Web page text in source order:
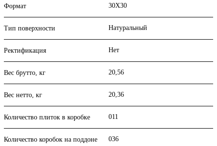
Формат 30X30
Тип поверхности Натуральный
Ректификация Нет
Вес брутто, кг 20,56
Вес нетто, кг 20,36
Количество плиток в коробке 011
Количество коробок на поддоне 036